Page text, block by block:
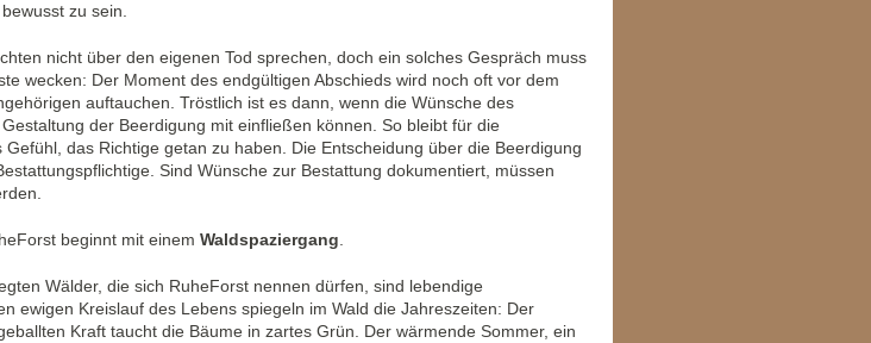
zu sein.
nicht über den eigenen Tod sprechen, doch ein solches Gespräch muss
wecken: Der Moment des endgültigen Abschieds wird noch oft vor dem
auftauchen. Tröstlich ist es dann, wenn die Wünsche des
der Beerdigung mit einfließen können. So bleibt für die
Gefühl, das Richtige getan zu haben. Die Entscheidung über die Beerdigung
Sind Wünsche zur Bestattung dokumentiert, müssen
beginnt mit einem Waldspaziergang.
Wälder, die sich RuheForst nennen dürfen, sind lebendige
ewigen Kreislauf des Lebens spiegeln im Wald die Jahreszeiten: Der
Kraft taucht die Bäume in zartes Grün. Der wärmende Sommer, ein